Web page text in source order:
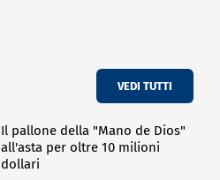
VEDI TUTTI
Il pallone della "Mano de Dios"
all'asta per oltre 10 milioni
dollari